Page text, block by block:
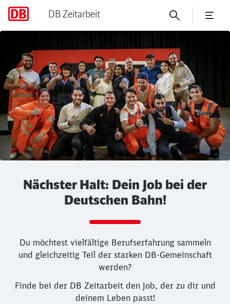
DB Zeitarbeit
Nächster Halt: Dein Job bei der
Deutschen Bahn!
Du möchtest vielfältige Berufserfahrung sammeln
und gleichzeitig Teil der starken DB-Gemeinschaft
werden?
Finde bei der DB Zeitarbeit den Job, der zu dir und
deinem Leben passt!